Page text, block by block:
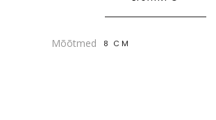
Mõõtmed 8 CM